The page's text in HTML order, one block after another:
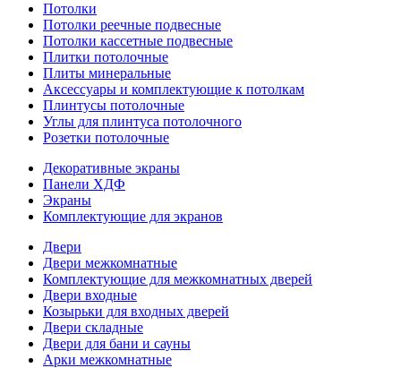
Потолки
Потолки реечные подвесные
Потолки кассетные подвесные
Плитки потолочные
Плиты минеральные
Аксессуары и комплектующие к потолкам
Плинтусы потолочные
Углы для плинтуса потолочного
Розетки потолочные
Декоративные экраны
Панели ХДФ
Экраны
Комплектующие для экранов
Двери
Двери межкомнатные
Комплектующие для межкомнатных дверей
Двери входные
Козырьки для входных дверей
Двери складные
Двери для бани и сауны
Арки межкомнатные